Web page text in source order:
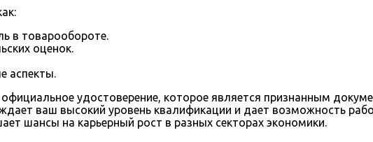
в товарообороте.
оценок.
аспекты.
удостоверение, которое является признанным
ваш высокий уровень квалификации и дает возможность
шансы на карьерный рост в разных секторах экономики.